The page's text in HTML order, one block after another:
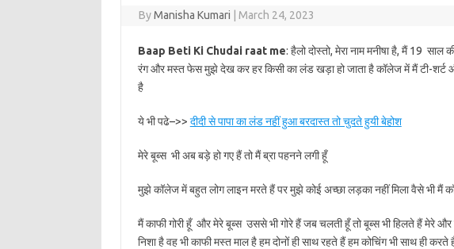
ByManisha Kumari March 24, 2023
Baap Beti Ki Chudai raat me: हैलो दोस्तो, मेरा नाम मनीषा है, मैं 19
रंग और मस्त फेस मुझे देख कर हर किसी का लंड खड़ा हो जाता है कॉलेज में मैं टी-शर्ट और
है
ये भी पढे–>> दीदी से पापा का लंड नहीं हुआ बरदास्त तो चुदते हुयी बेहोश
मेरे बूब्स भी अब बड़े हो गए हैं तो मैं ब्रा पहनने लगी हूँ
मुझे कॉलेज में बहुत लोग लाइन मरते हैं पर मुझे कोई अच्छा लड़का नहीं मिला वैसे भी मैं
मैं काफी गोरी हूँ और मेरे बूब्स उससे भी गोरे हैं जब चलती हूँ तो बूब्स भी हिलते हैं मेरे
निशा है वह भी काफी मस्त माल है हम दोनों ही साथ रहते हैं हम कोचिंग भी साथ ही